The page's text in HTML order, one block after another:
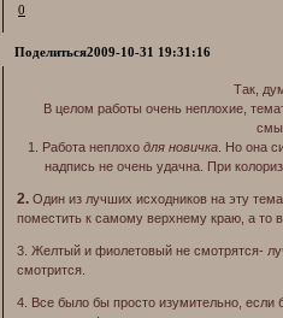
0
Поделиться2009-10-31 19:31:16
Так,
В целом работы очень неплохие,
1. Работа неплохо для новичка . Но она
надпись не очень удачна. При
2. Один из лучших исходников на эту
поместить к самому верхнему краю, а то
3. Желтый и фиолетовый не смотрятся-
смотрится.
4. Все было бы просто изумительно,